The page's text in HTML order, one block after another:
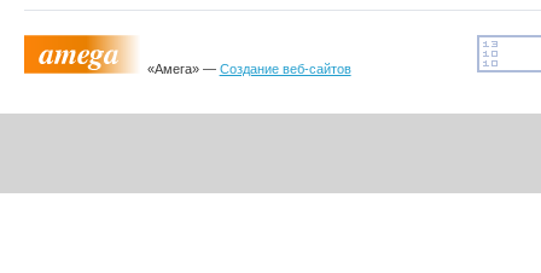
«Амега» — Создание веб-сайтов